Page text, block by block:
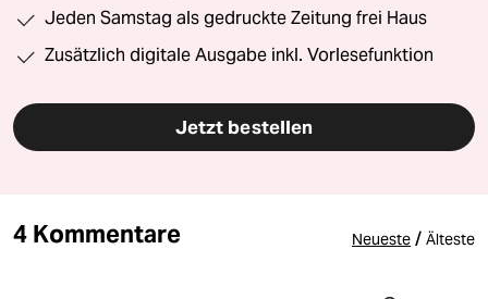
Jeden Samstag als gedruckte Zeitung frei Haus
Zusätzlich digitale Ausgabe inkl. Vorlesefunktion
Jetzt bestellen
4 Kommentare Neueste / Älteste